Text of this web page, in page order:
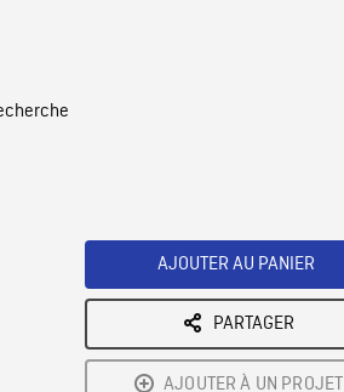
AJOUTER AU PANIER
PARTAGER
AJOUTER À UN PROJET